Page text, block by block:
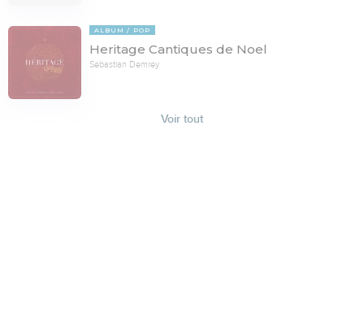
ALBUM POP
Heritage Cantiques de Noel
Sebastian Demrey
Voir tout